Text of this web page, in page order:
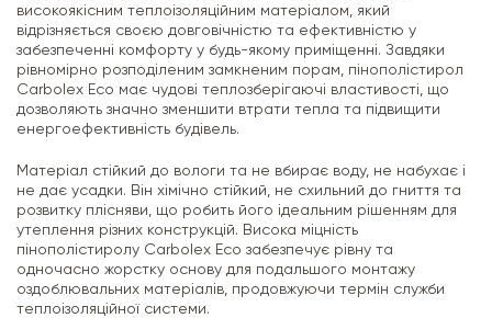
високоякісним теплоізоляційним матеріалом, який
відрізняється своєю довговічністю та ефективністю у
забезпеченні комфорту у будь-якому приміщенні. Завдяки
рівномірно розподіленим замкненим порам, пінополістирол
Carbolex Eco має чудові теплозберігаючі властивості, що
дозволяють значно зменшити втрати тепла та підвищити
енергоефективність будівель.
Матеріал стійкий до вологи та не вбирає воду, не набухає і
не дає усадки. Він хімічно стійкий, не схильний до гниття та
розвитку плісняви, що робить його ідеальним рішенням для
утеплення різних конструкцій. Висока міцність
пінополістиролу Carbolex Eco забезпечує рівну та
одночасно жорстку основу для подальшого монтажу
оздоблювальних матеріалів, продовжуючи термін служби
теплоізоляційної системи.